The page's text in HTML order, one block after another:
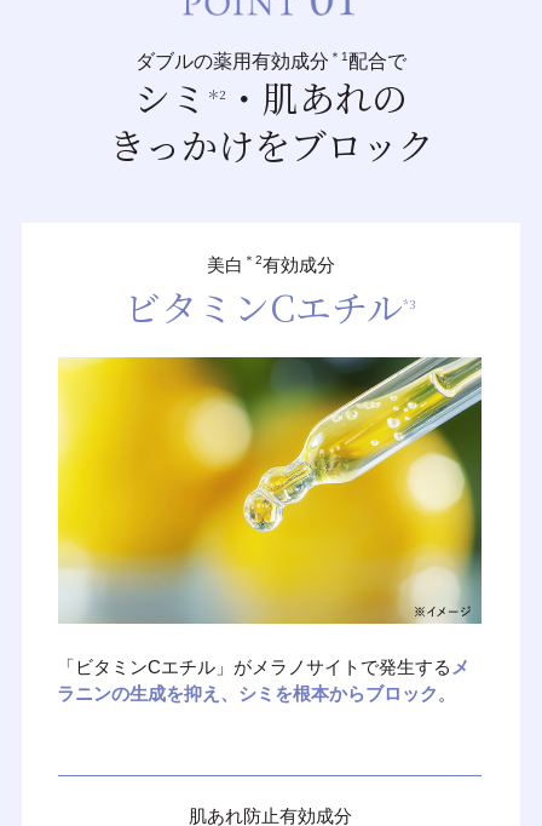
ダブルの薬用有効成分 ＊1配合で
シミ ＊2
・肌あれの
きっかけをブロック
美白 ＊2有効成分
ビタミンCエチル*3
「ビタミンCエチル」がメラノサイトで発生する メ
ラニンの生成を抑え、シミを根本からブロック 。
肌あれ防止有効成分